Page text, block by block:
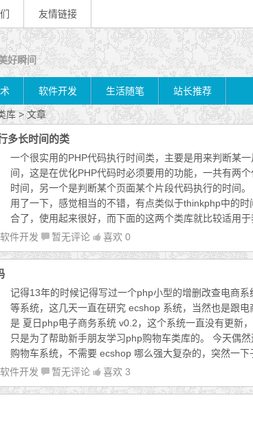
友情链接
好瞬间
软件开发 生活随笔 站长推荐
库 > 文章
多长时间的类
一个很实用的PHP代码执行时间类，主要是用来判断某
间，这是在优化PHP代码时必须要用的功能，一共有两
时间，另一个是判断某个页面某个片段代码执行的时间
用了一下，感觉相当的不错，有点类似于thinkphp中的
合了，使用起来很好，而下面的这两个类库就比较适用于
软件开发 暂无评论 喜欢 0
记得13年的时候记得写过一个php小型的增删改查电商
等系统，这几天一直在研究 ecshop 系统，当然也是跟
是 夏日php电子商务系统 v0.2，这个系统一直没有更新
只是为了帮助新手朋友学习php购物车类库的。 今天偶
购物车系统，不需要 ecshop 哪么强大复杂的，突然一下
软件开发 暂无评论 喜欢 3